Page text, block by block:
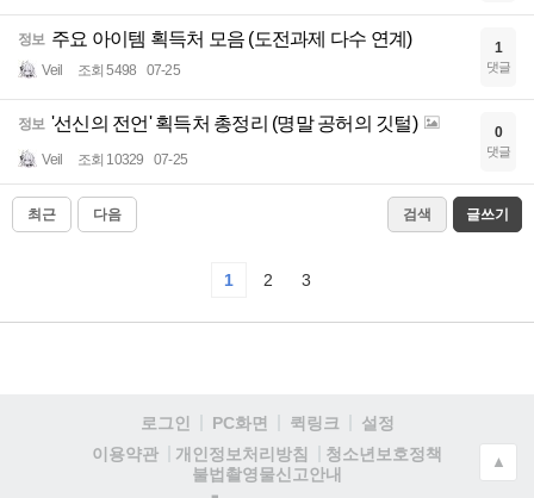
정보 주요 아이템 획득처 모음 (도전과제 다수 연계)
Veil 조회 5498 07-25
1
댓글
정보 '선신의 전언' 획득처 총정리 (명말 공허의 깃털)
Veil 조회 10329 07-25
0
댓글
최근 다음 검색 글쓰기
1 2 3
로그인 PC화면 퀵링크
설정
이용약관
개인정보처리방침
청소년보호정책
불법촬영물신고안내
▲